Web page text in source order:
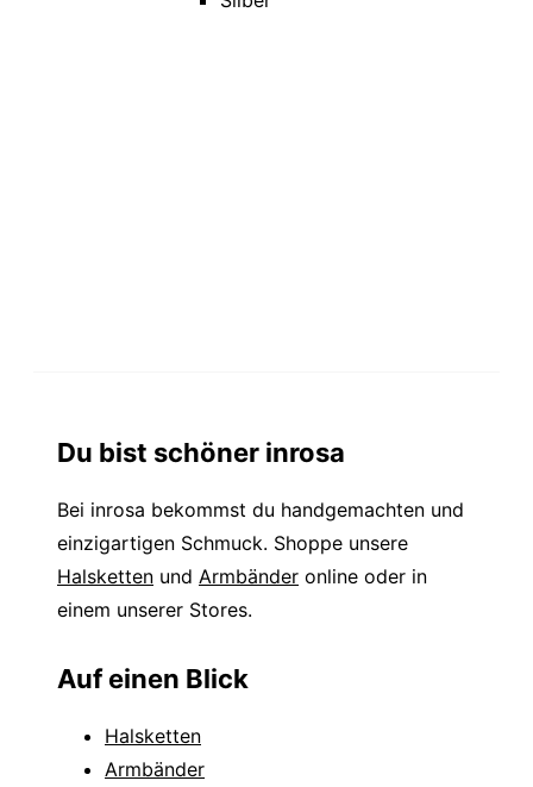
Du bist schöner inrosa
Bei inrosa bekommst du handgemachten und
einzigartigen Schmuck. Shoppe unsere
Halsketten und Armbänder online oder in
einem unserer Stores.
Auf einen Blick
Halsketten
Armbänder